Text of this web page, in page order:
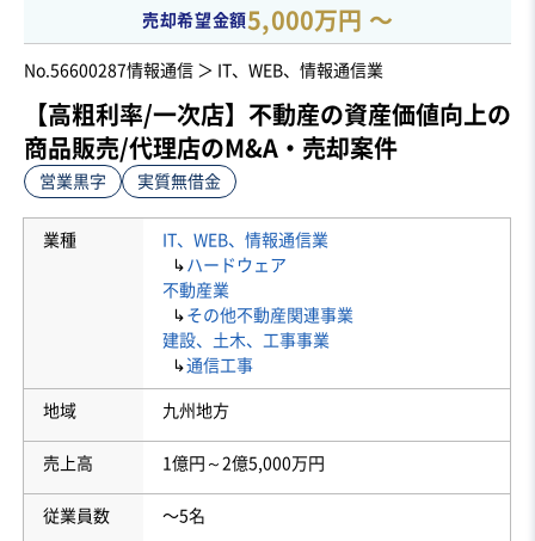
売却希望金額5,000万円 〜
No.56600287情報通信 ＞ IT、WEB、情報通信業
【高粗利率/一次店】不動産の資産価値向上の
商品販売/代理店のM&A・売却案件
営業黒字 実質無借金
業種
IT、WEB、情報通信業
↳ ハードウェア
不動産業
↳ その他不動産関連事業
建設、土木、工事事業
↳通信工事
地域 九州地方
売上高 1億円～2億5,000万円
従業員数 〜5名